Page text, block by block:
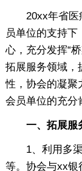
20xx年省医疗
员单位的支持
心，充分发挥“
拓展服务领域，
性，协会的凝聚
会员单位的充分
一、拓展服务
1、利用多渠
等。协会与xx银